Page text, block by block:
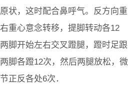
状，这时配合鼻呼气。反方向重
重心意念转移，提脚转动各12
脚开始左右交叉蹬腿，蹬时足跟
脚各蹬12次，然后两腿放松，微
正反各处6次．